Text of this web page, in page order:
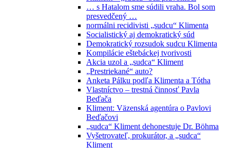
… s Hatalom sme súdili vraha. Bol som
presvedčený …
normálni recidivisti „sudcu“ Klimenta
Socialistický aj demokratický súd
Demokratický rozsudok sudcu Klimenta
Kompilácie eštebáckej tvorivosti
Akcia uzol a „sudca“ Kliment
„Prestriekané“ auto?
Anketa Pálku podľa Klimenta a Tótha
Vlastníctvo – trestná činnosť Pavla
Beďača
Kliment: Väzenská agentúra o Pavlovi
Beďačovi
„sudca“ Kliment dehonestuje Dr. Böhma
Vyšetrovateľ, prokurátor, a „sudca“
Kliment